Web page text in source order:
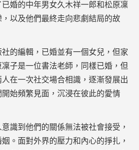
婚的中年男女久木祥一郎和松原凜
以及他們最終走向悲劇結局的故
的編輯，已婚並有一個女兒，但家
子是一位書法老師，同樣已婚，但
在一次社交場合相識，逐漸發展出
始頻繁見面，沉浸在彼此的愛情
識到他們的關係無法被社會接受，
。面對外界的壓力和內心的掙扎，